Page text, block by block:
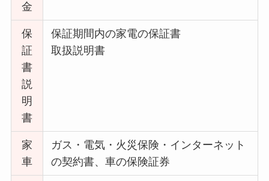
金
保
証
書
説
明
書
保証期間内の家電の保証書
取扱説明書
家
車
ガス・電気・火災保険・インターネット
の契約書、車の保険証券